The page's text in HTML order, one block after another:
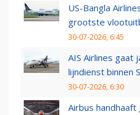
US-Bangla
grootste
30-07-2026, 6:45
AIS Airlines gaat
lijndienst binnen
30-07-2026, 6:30
Airbus